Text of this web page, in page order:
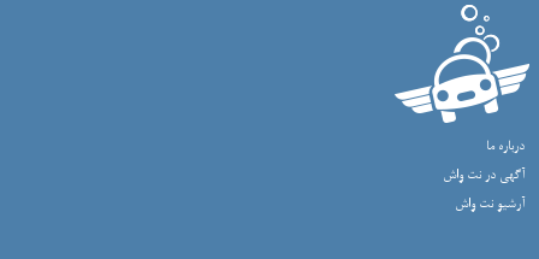
درباره ما
آگهی در نت واش
آرشیو نت واش